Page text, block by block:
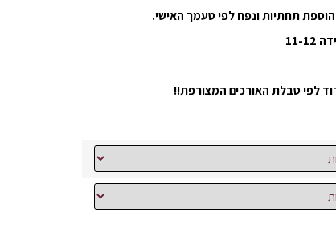
תחתיות ונפח לפי טעמך האישי.
לפי טבלת האורכים המצורפת!!